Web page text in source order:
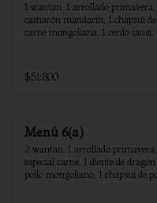
1 wantan, 1 arrollado
camarón mandarín, 1 chapsui de
carne mongoliana, 1 cerdo
$51.800
Menú 6(a)
2 wantan, 1 arrollado
especial carne, 1 diente de
pollo mongoliano, 1 chapsui de